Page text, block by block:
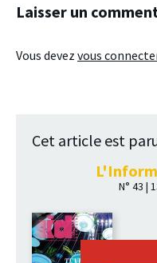
Laisser un
Vous devez vous
Cet article est
N° 43 |